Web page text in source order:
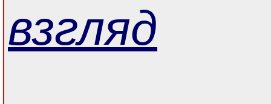
взгляд